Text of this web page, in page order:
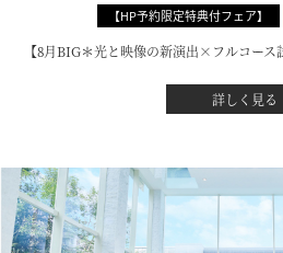
【HP予約限定特典付フェア】
【8月BIG＊光と映像の新演出×フルコース
詳しく見る